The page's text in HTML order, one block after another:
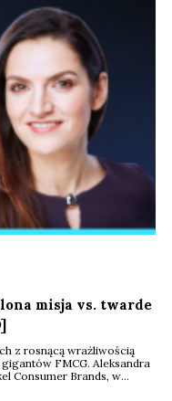
misja vs. twarde
z rosnącą wrażliwością
FMCG. Aleksandra
Consumer Brands, w